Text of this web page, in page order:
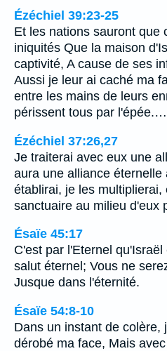
Ézéchiel 39:23-25
Et les nations sauront que
iniquités Que la maison
captivité, A cause de ses
Aussi je leur ai caché ma
entre les mains de leurs
périssent tous par l'épée.…
Ézéchiel 37:26,27
Je traiterai avec eux une
aura une alliance éternelle
établirai, je les multiplierai,
sanctuaire au milieu d'eux
Ésaïe 45:17
C'est par l'Eternel
salut éternel; Vous ne
Jusque dans l'éternité.
Ésaïe 54:8-10
Dans un instant de colère,
dérobé ma face, Mais